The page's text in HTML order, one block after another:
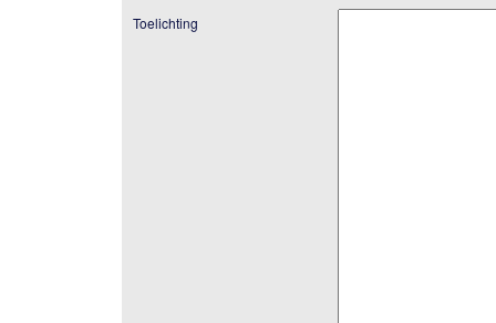
Toelichting